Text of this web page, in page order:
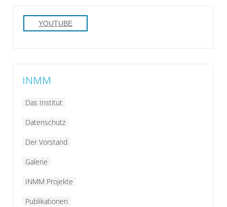
YOUTUBE
INMM
Das Institut
Datenschutz
Der Vorstand
Galerie
INMM Projekte
Publikationen